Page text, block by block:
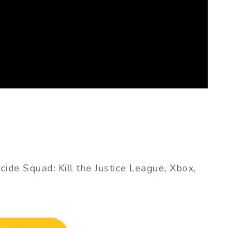
Squad: Kill the Justice League,Xbox,